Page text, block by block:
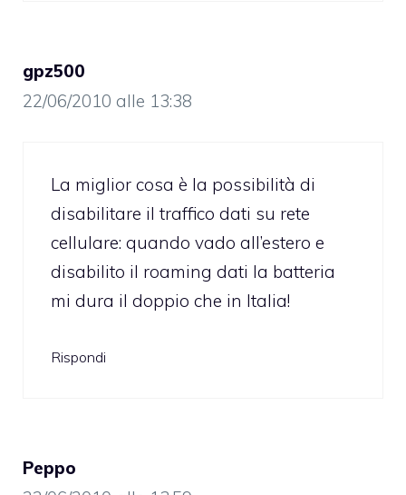
gpz500
22/06/2010 alle 13:38
La miglior cosa è la possibilità di
disabilitare il traffico dati su rete
cellulare: quando vado all’estero e
disabilito il roaming dati la batteria
mi dura il doppio che in Italia!
Rispondi
Peppo